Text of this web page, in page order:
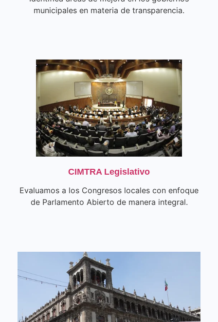
municipales en materia de transparencia.
CIMTRA Legislativo
Evaluamos a los Congresos locales con enfoque
de Parlamento Abierto de manera integral.